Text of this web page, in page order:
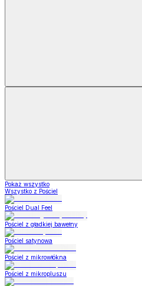
Pokaż wszystko
Wszystko z Pościel
Pościel Dual Feel
Pościel z gładkiej bawełny
Pościel satynowa
Pościel z mikrowłókna
Pościel z mikropluszu